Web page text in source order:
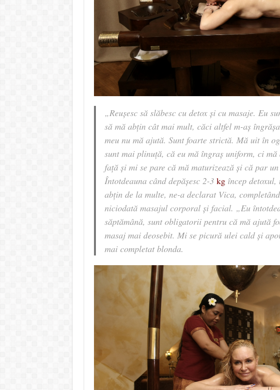
„Reușesc să slăbesc cu detox și cu masaje. Eu
să mă abțin cât mai mult, căci altfel m-aș
meu nu mă ajută. Sunt foarte strictă. Mă uit în
sunt mai plinuță, că eu mă îngraș uniform, ci
față și mi se pare că mă maturizează și că par
Întotdeauna când depășesc 2-3 kgîncep detoxul,
abțin de la multe, ne-a declarat Vica,
niciodată masajul corporal și facial. „Eu
săptămână, sunt obligatorii pentru că mă ajută
masaj mai deosebit. Mi se picură ulei cald și
mai completat blonda.